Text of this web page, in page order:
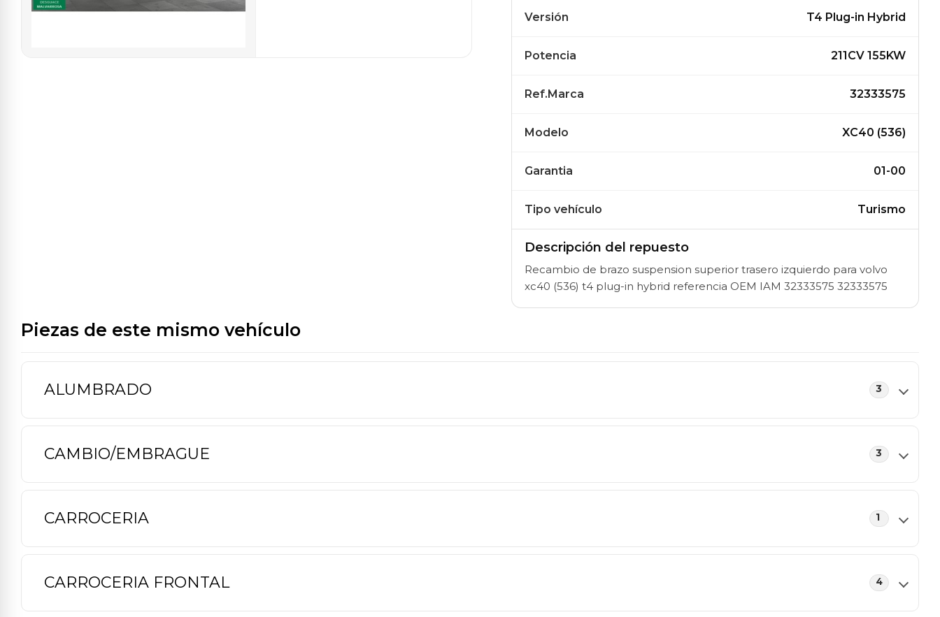
Versión T4 Plug-in Hybrid
Potencia 211CV 155KW
Ref.Marca 32333575
Modelo XC40 (536)
Garantia 01-00
Tipo vehículo Turismo
Descripción del repuesto
Recambio de brazo suspension superior trasero izquierdo para volvo
xc40 (536) t4 plug-in hybrid referencia OEM IAM 32333575 32333575
Piezas de este mismo vehículo
ALUMBRADO 3
CAMBIO/EMBRAGUE 3
CARROCERIA 1
CARROCERIA FRONTAL 4